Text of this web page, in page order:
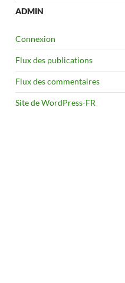
ADMIN
Connexion
Flux des publications
Flux des commentaires
Site de WordPress-FR